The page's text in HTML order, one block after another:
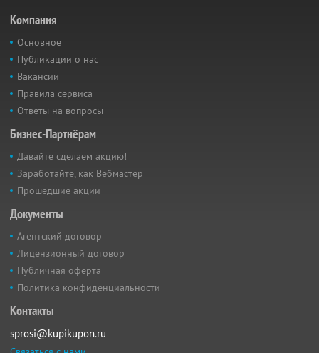
Компания
Основное
Публикации о нас
Вакансии
Правила сервиса
Ответы на вопросы
Бизнес-Партнёрам
Давайте сделаем акцию!
Заработайте, как Вебмастер
Прошедшие акции
Документы
Агентский договор
Лицензионный договор
Публичная оферта
Политика конфиденциальности
Контакты
sprosi@kupikupon.ru